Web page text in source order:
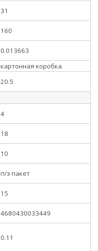
31
160
0.013663
картонная коробка
20.5
4
18
10
п/э пакет
15
4680430033449
0.11